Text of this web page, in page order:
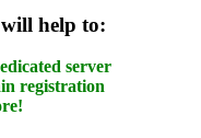
help to:
server
registration